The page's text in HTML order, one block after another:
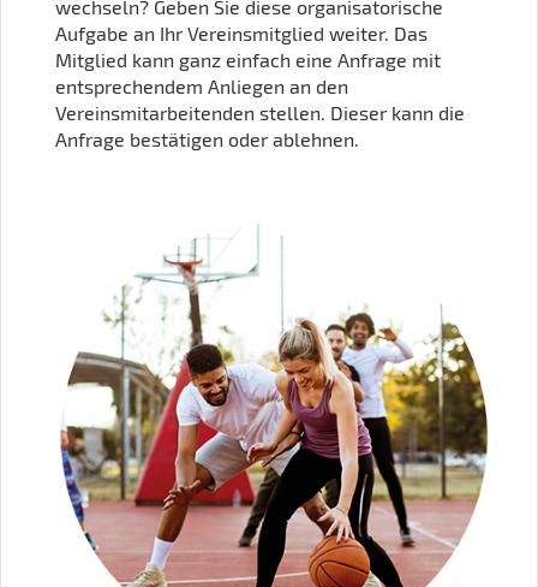
wechseln? Geben Sie diese organisatorische
Aufgabe an Ihr Vereinsmitglied weiter. Das
Mitglied kann ganz einfach eine Anfrage mit
entsprechendem Anliegen an den
Vereinsmitarbeitenden stellen. Dieser kann die
Anfrage bestätigen oder ablehnen.